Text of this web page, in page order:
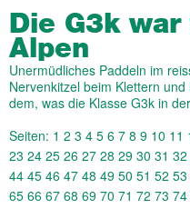
Die G3k
Alpen
Unermüdliches Paddeln im
Nervenkitzel beim Klettern
dem, was die Klasse G3k in
Seiten: 1 2 3 4 5 6 7 8 9 10 11
23 24 25 26 27 28 29 30 31 32
44 45 46 47 48 49 50 51 52 53
65 66 67 68 69 70 71 72 73 74